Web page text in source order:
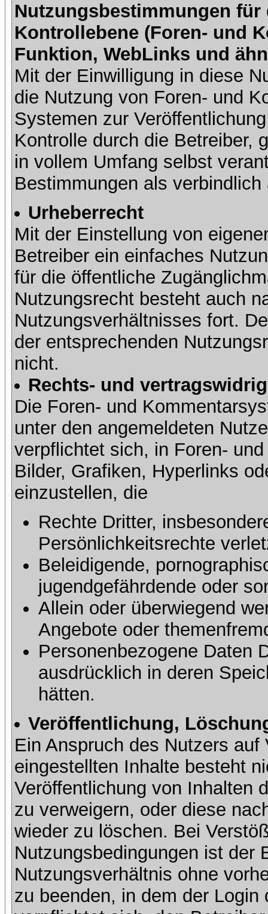
Nutzungsbestimmungen
Kontrollebene (Foren- und
Funktion, WebLinks und
Mit der Einwilligung in diese
die Nutzung von Foren- und
Systemen zur
Kontrolle durch die Betreiber,
in vollem Umfang selbst
Bestimmungen als verbindlich
Urheberrecht
Mit der Einstellung von
Betreiber ein einfaches
für die öffentliche
Nutzungsrecht besteht auch
Nutzungsverhältnisses fort.
der entsprechenden
nicht.
Rechts- und
Die Foren- und
unter den angemeldeten
verpflichtet sich, in Foren-
Bilder, Grafiken, Hyperlinks
einzustellen, die
Rechte Dritter,
Persönlichkeitsrechte
Beleidigende,
jugendgefährdende oder
Allein oder überwiegend
Angebote oder
Personenbezogene Daten
ausdrücklich in deren
hätten.
Veröffentlichung,
Ein Anspruch des Nutzers
eingestellten Inhalte besteht
Veröffentlichung von Inhalten
zu verweigern, oder diese
wieder zu löschen. Bei
Nutzungsbedingungen ist der
Nutzungsverhältnis ohne
zu beenden, in dem der